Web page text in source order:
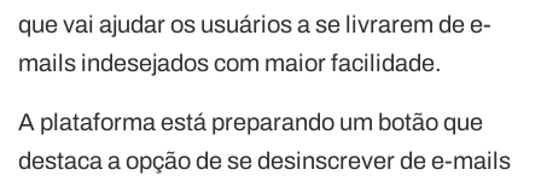
que vai ajudar os usuários a se livrarem de e-
mails indesejados com maior facilidade.
A plataforma está preparando um botão que
destaca a opção de se desinscrever de e-mails